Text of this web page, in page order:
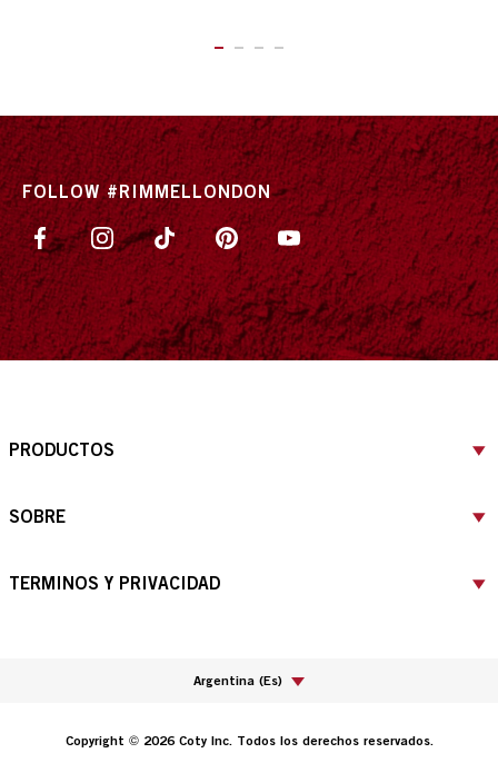
FOLLOW #RIMMELLONDON
PRODUCTOS
SOBRE
TERMINOS Y PRIVACIDAD
Argentina (Es)
Copyright © 2026 Coty Inc. Todos los derechos reservados.